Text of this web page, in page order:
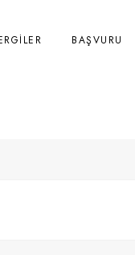
BAŞVURU